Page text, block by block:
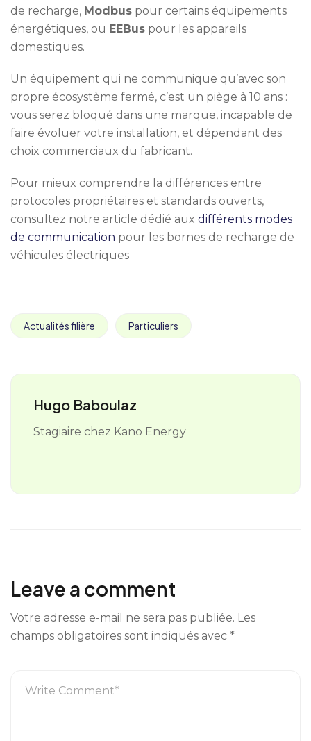
de recharge, Modbus pour certains équipements
énergétiques, ou EEBus pour les appareils
domestiques.
Un équipement qui ne communique qu’avec son
propre écosystème fermé, c’est un piège à 10 ans :
vous serez bloqué dans une marque, incapable de
faire évoluer votre installation, et dépendant des
choix commerciaux du fabricant.
Pour mieux comprendre la différences entre
protocoles propriétaires et standards ouverts,
consultez notre article dédié aux différents modes
de communication pour les bornes de recharge de
véhicules électriques
Actualités filière Particuliers
Hugo Baboulaz
Stagiaire chez Kano Energy
Leave a comment
Votre adresse e-mail ne sera pas publiée. Les
champs obligatoires sont indiqués avec *